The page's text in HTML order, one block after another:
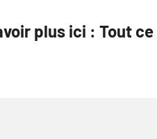
plus ici : Tout